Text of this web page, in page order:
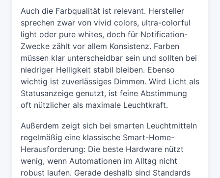
Auch die Farbqualität ist relevant. Hersteller
sprechen zwar von vivid colors, ultra-colorful
light oder pure whites, doch für Notification-
Zwecke zählt vor allem Konsistenz. Farben
müssen klar unterscheidbar sein und sollten bei
niedriger Helligkeit stabil bleiben. Ebenso
wichtig ist zuverlässiges Dimmen. Wird Licht als
Statusanzeige genutzt, ist feine Abstimmung
oft nützlicher als maximale Leuchtkraft.
Außerdem zeigt sich bei smarten Leuchtmitteln
regelmäßig eine klassische Smart-Home-
Herausforderung: Die beste Hardware nützt
wenig, wenn Automationen im Alltag nicht
robust laufen. Gerade deshalb sind Standards